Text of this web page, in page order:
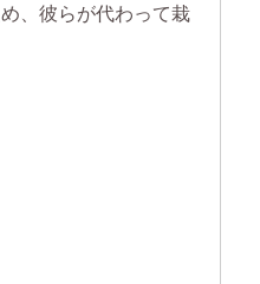
、彼らが代わって栽